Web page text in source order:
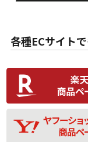
な中
C
比較的き
品
D
使用感や
あり、一
品
各種ECサイト